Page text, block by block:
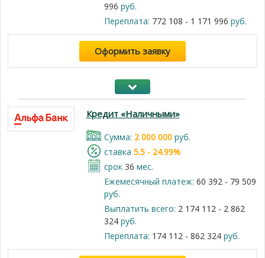
996 руб.
Переплата: 772 108 - 1 171 996 руб.
Оформить заявку
Кредит «Наличными»
Cумма: 2 000 000руб.
cтавка 5.5 - 24.99%
срок 36 мес.
Ежемесячный платеж: 60 392 - 79 509
руб.
Выплатить всего: 2 174 112 - 2 862
324руб.
Переплата: 174 112 - 862 324руб.